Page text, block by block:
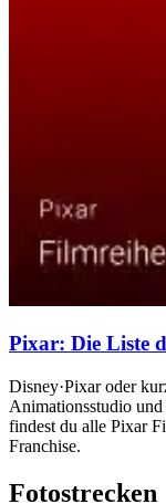
Pixar: Die Liste
Disney·Pixar oder
Animationsstudio
findest du alle Pixar
Franchise.
Fotostrecken